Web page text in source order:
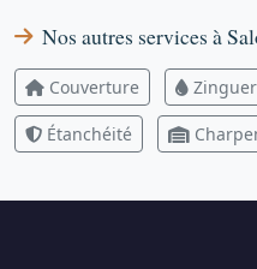
Nos autres services à
Couverture
Étanchéité